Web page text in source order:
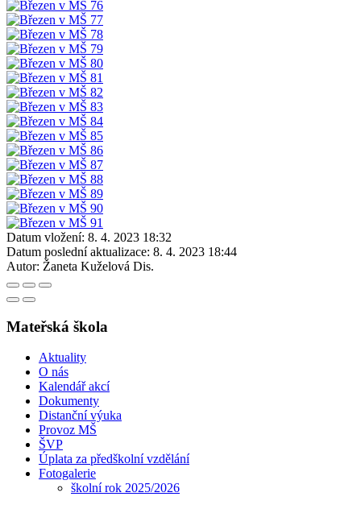
Datum vložení: 8. 4. 2023 18:32
Datum poslední aktualizace: 8. 4. 2023 18:44
Autor: Žaneta Kuželová Dis.
Mateřská škola
Aktuality
O nás
Kalendář akcí
Dokumenty
Distanční výuka
Provoz MŠ
ŠVP
Úplata za předškolní vzdělání
Fotogalerie
školní rok 2025/2026